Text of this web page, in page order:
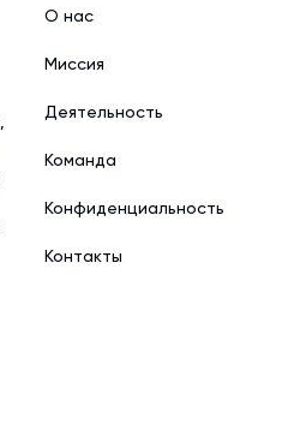
О нас
Миссия
Деятельность
Команда
Конфиденциальность
Контакты